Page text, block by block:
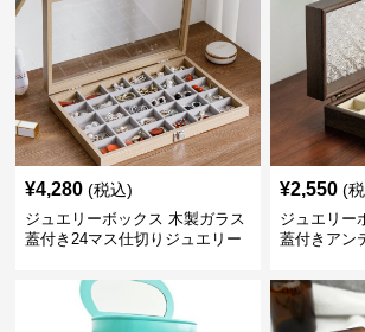
¥4,280 (税込)
ジュエリーボックス 木製ガラス
蓋付き24マス仕切りジュエリー
¥2,550 (
ジュエリー
蓋付きアン